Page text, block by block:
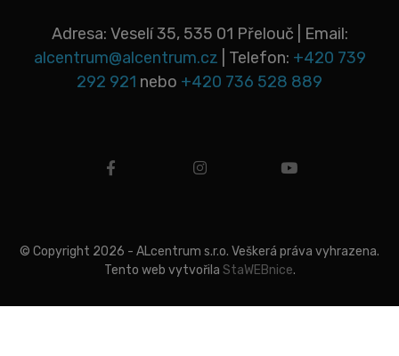
Adresa: Veselí 35, 535 01 Přelouč | Email:
alcentrum@alcentrum.cz
| Telefon: +420 739
292 921 nebo +420 736 528 889
youtube
© Copyright 2026 - ALcentrum s.r.o. Veškerá práva vyhrazena.
Tento web vytvořila StaWEBnice.